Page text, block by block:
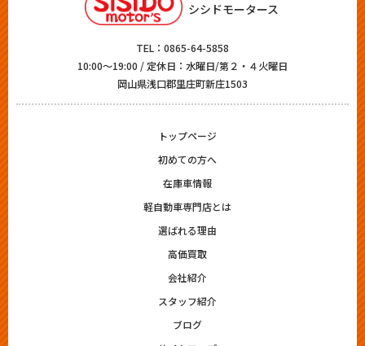
シシドモータース
TEL： 0865-64-5858
10:00～19:00 / 定休日：水曜日/第２・４火曜日
岡山県浅口郡里庄町新庄1503
トップページ
初めての方へ
在庫車情報
軽自動車専門店とは
選ばれる理由
高価買取
会社紹介
スタッフ紹介
ブログ